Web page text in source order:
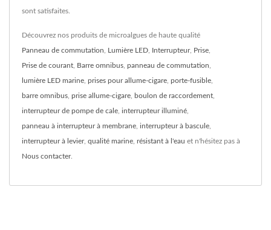
sont satisfaites.
Découvrez nos produits de microalgues de haute qualité
Panneau de commutation Lumière LED Interrupteur, Prise
Prise de courant Barre omnibus panneau de commutation
lumière LED marine prises pour allume-cigare porte-fusible
barre omnibus prise allume-cigare boulon de raccordement
interrupteur de pompe de cale interrupteur illuminé
panneau à interrupteur à membrane interrupteur à bascule
interrupteur à levier, qualité marine résistant à l'eau et n'hésitez pas à
Nous contacter.